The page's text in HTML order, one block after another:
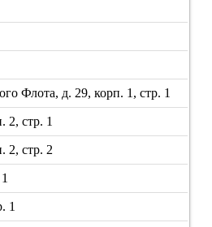
Флота, д. 29, корп. 1, стр. 1
2, стр. 1
2, стр. 2
1